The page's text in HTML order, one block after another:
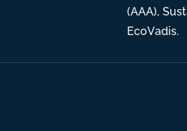
(AAA),
EcoVadis.